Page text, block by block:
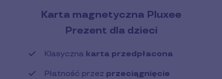
Karta magnetyczna Pluxee
Prezent dla dzieci
Klasyczna karta przedpłacona
Płatność przez przeciągnięcie